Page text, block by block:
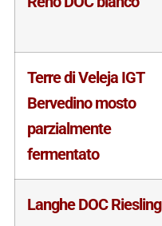
Terre di Veleja IGT
Bervedino mosto
parzialmente
fermentato
Langhe DOC Riesling